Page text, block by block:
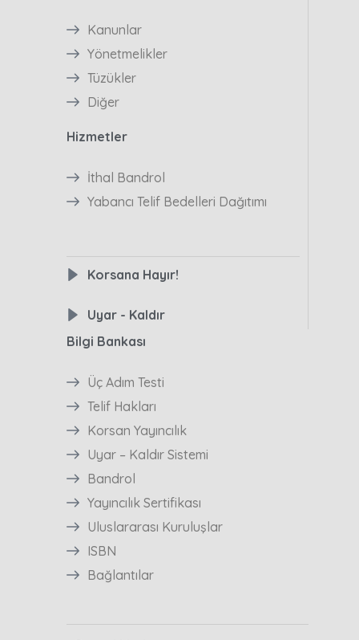
Kanunlar
Yönetmelikler
Tüzükler
Diğer
Hizmetler
İthal Bandrol
Yabancı Telif Bedelleri Dağıtımı
Korsana Hayır!
Uyar - Kaldır
Bilgi Bankası
Üç Adım Testi
Telif Hakları
Korsan Yayıncılık
Uyar – Kaldır Sistemi
Bandrol
Yayıncılık Sertifikası
Uluslararası Kuruluşlar
ISBN
Bağlantılar